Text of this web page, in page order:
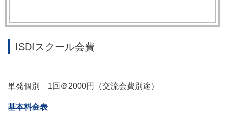
ISDIスクール会費
単発個別 1回＠2000円（交流会費別途）
基本料金表